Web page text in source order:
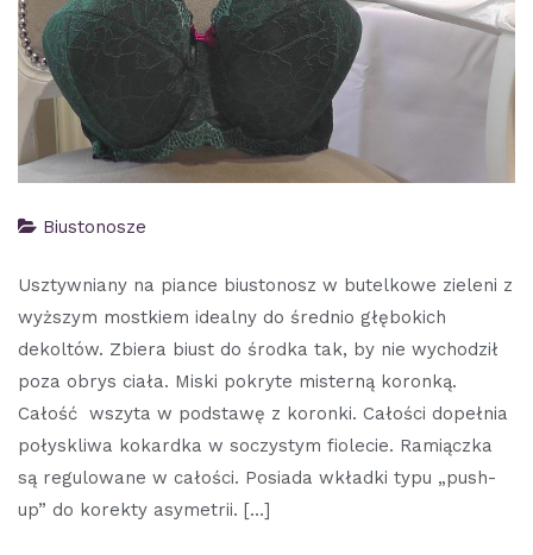
Biustonosze
Usztywniany na piance biustonosz w butelkowe zieleni z
wyższym mostkiem idealny do średnio głębokich
dekoltów. Zbiera biust do środka tak, by nie wychodził
poza obrys ciała. Miski pokryte misterną koronką.
Całość wszyta w podstawę z koronki. Całości dopełnia
połyskliwa kokardka w soczystym fiolecie. Ramiączka
są regulowane w całości. Posiada wkładki typu „push-
up” do korekty asymetrii. […]